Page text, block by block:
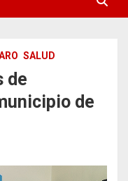
SALUD
de
de